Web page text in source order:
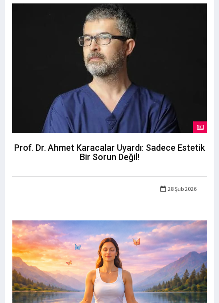
Prof. Dr. Ahmet Karacalar Uyardı: Sadece Estetik
Bir Sorun Değil!
28 Şub 2026